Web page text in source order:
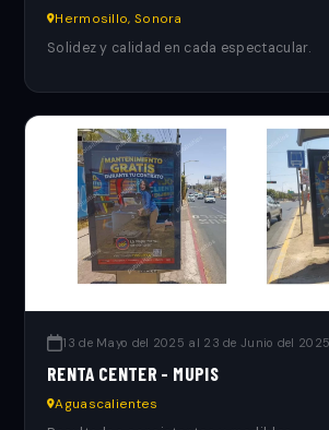
Hermosillo, Sonora
Solidez y calidad en cada espectacular.
13 de Mayo del 2025 al 23 de Junio del 2025
RENTA CENTER - MUPIS
Aguascalientes